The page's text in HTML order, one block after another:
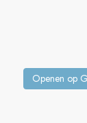
Openen op